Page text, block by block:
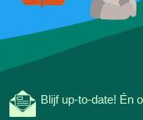
Blijf up-to-date! Én